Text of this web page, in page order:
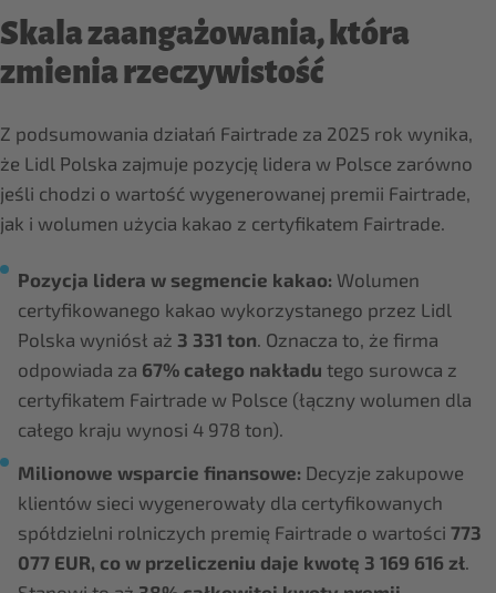
Skala zaangażowania, która
zmienia rzeczywistość
Z podsumowania działań Fairtrade za 2025 rok wynika,
że Lidl Polska zajmuje pozycję lidera w Polsce zarówno
jeśli chodzi o wartość wygenerowanej premii Fairtrade,
jak i wolumen użycia kakao z certyfikatem Fairtrade.
Pozycja lidera w segmencie kakao: Wolumen
certyfikowanego kakao wykorzystanego przez Lidl
Polska wyniósł aż 3 331 ton. Oznacza to, że firma
odpowiada za 67% całego nakładu tego surowca z
certyfikatem Fairtrade w Polsce (łączny wolumen dla
całego kraju wynosi 4 978 ton).
Milionowe wsparcie finansowe: Decyzje zakupowe
klientów sieci wygenerowały dla certyfikowanych
spółdzielni rolniczych premię Fairtrade o wartości 773
077 EUR, co w przeliczeniu daje kwotę 3 169 616 zł.